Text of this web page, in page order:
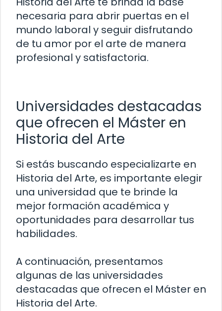
necesaria para abrir puertas en el
mundo laboral y seguir disfrutando
de tu amor por el arte de manera
profesional y satisfactoria.
Universidades destacadas
que ofrecen el Máster en
Historia del Arte
Si estás buscando especializarte en
Historia del Arte, es importante elegir
una universidad que te brinde la
mejor formación académica y
oportunidades para desarrollar tus
habilidades.
A continuación, presentamos
algunas de las universidades
destacadas que ofrecen el Máster en
Historia del Arte.